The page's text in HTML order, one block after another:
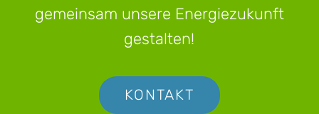
gemeinsam unsere Energiezukunft
gestalten!
KONTAKT